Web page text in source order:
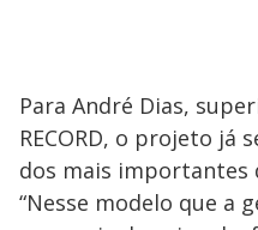
Para André Dias,
RECORD, o projeto já
dos mais importantes
“Nesse modelo que a